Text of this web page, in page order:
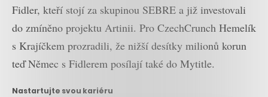
Fidler, kteří stojí za skupinou SEBRE a již investovali
do zmíněno projektu Artinii. Pro CzechCrunch Hemelík
s Krajíčkem prozradili, že nižší desítky milionů korun
teď Němec s Fidlerem posílají také do Mytitle.
Nastartujte svou kariéru